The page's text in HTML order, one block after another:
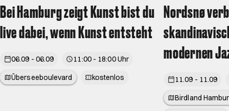
Bei Hamburg zeigt Kunst bist du
live dabei, wenn Kunst entsteht
06.09 - 06.09
11:00 - 18:00 Uhr
Überseeboulevard
kostenlos
Nordsnø
modernen
11.09 - 11.09
Birdland